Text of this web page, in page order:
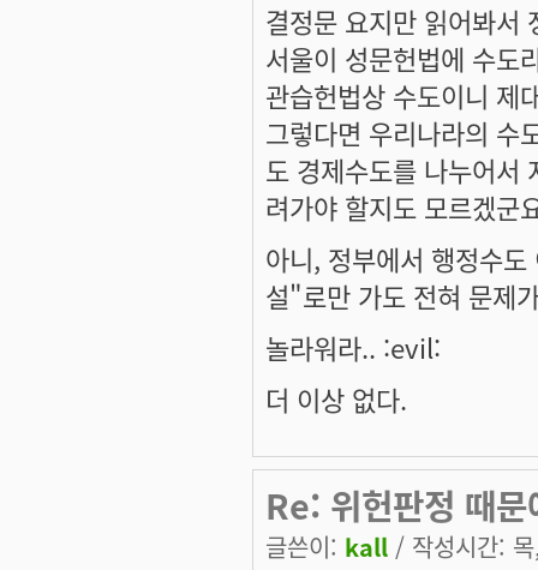
결정문 요지만 읽어봐서
서울이 성문헌법에 수도
관습헌법상 수도이니 제
그렇다면 우리나라의 수
도 경제수도를 나누어서
려가야 할지도 모르겠군
아니, 정부에서 행정수
설"로만 가도 전혀 문제
놀라워라.. :evil:
더 이상 없다.
Re: 위헌판정 때
글쓴이: kall / 작성시간: